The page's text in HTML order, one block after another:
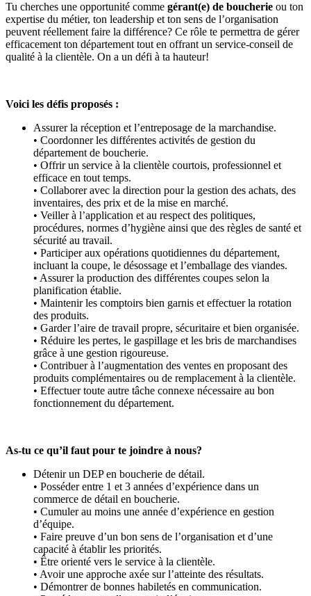
Tu cherches une opportunité comme gérant(e) de boucherie ou ton
expertise du métier, ton leadership et ton sens de l’organisation
peuvent réellement faire la différence? Ce rôle te permettra de gérer
efficacement ton département tout en offrant un service-conseil de
qualité à la clientèle. On a un défi à ta hauteur!
Voici les défis proposés :
Assurer la réception et l’entreposage de la marchandise.
• Coordonner les différentes activités de gestion du
département de boucherie.
• Offrir un service à la clientèle courtois, professionnel et
efficace en tout temps.
• Collaborer avec la direction pour la gestion des achats, des
inventaires, des prix et de la mise en marché.
• Veiller à l’application et au respect des politiques,
procédures, normes d’hygiène ainsi que des règles de santé et
sécurité au travail.
• Participer aux opérations quotidiennes du département,
incluant la coupe, le désossage et l’emballage des viandes.
• Assurer la production des différentes coupes selon la
planification établie.
• Maintenir les comptoirs bien garnis et effectuer la rotation
des produits.
• Garder l’aire de travail propre, sécuritaire et bien organisée.
• Réduire les pertes, le gaspillage et les bris de marchandises
grâce à une gestion rigoureuse.
• Contribuer à l’augmentation des ventes en proposant des
produits complémentaires ou de remplacement à la clientèle.
• Effectuer toute autre tâche connexe nécessaire au bon
fonctionnement du département.
As-tu ce qu’il faut pour te joindre à nous?
Détenir un DEP en boucherie de détail.
• Posséder entre 1 et 3 années d’expérience dans un
commerce de détail en boucherie.
• Cumuler au moins une année d’expérience en gestion
d’équipe.
• Faire preuve d’un bon sens de l’organisation et d’une
capacité à établir les priorités.
• Être orienté vers le service à la clientèle.
• Avoir une approche axée sur l’atteinte des résultats.
• Démontrer de bonnes habiletés en communication.